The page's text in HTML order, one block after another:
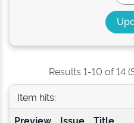
Results 1-10 of 14
Item hits:
Preview
Issue Title